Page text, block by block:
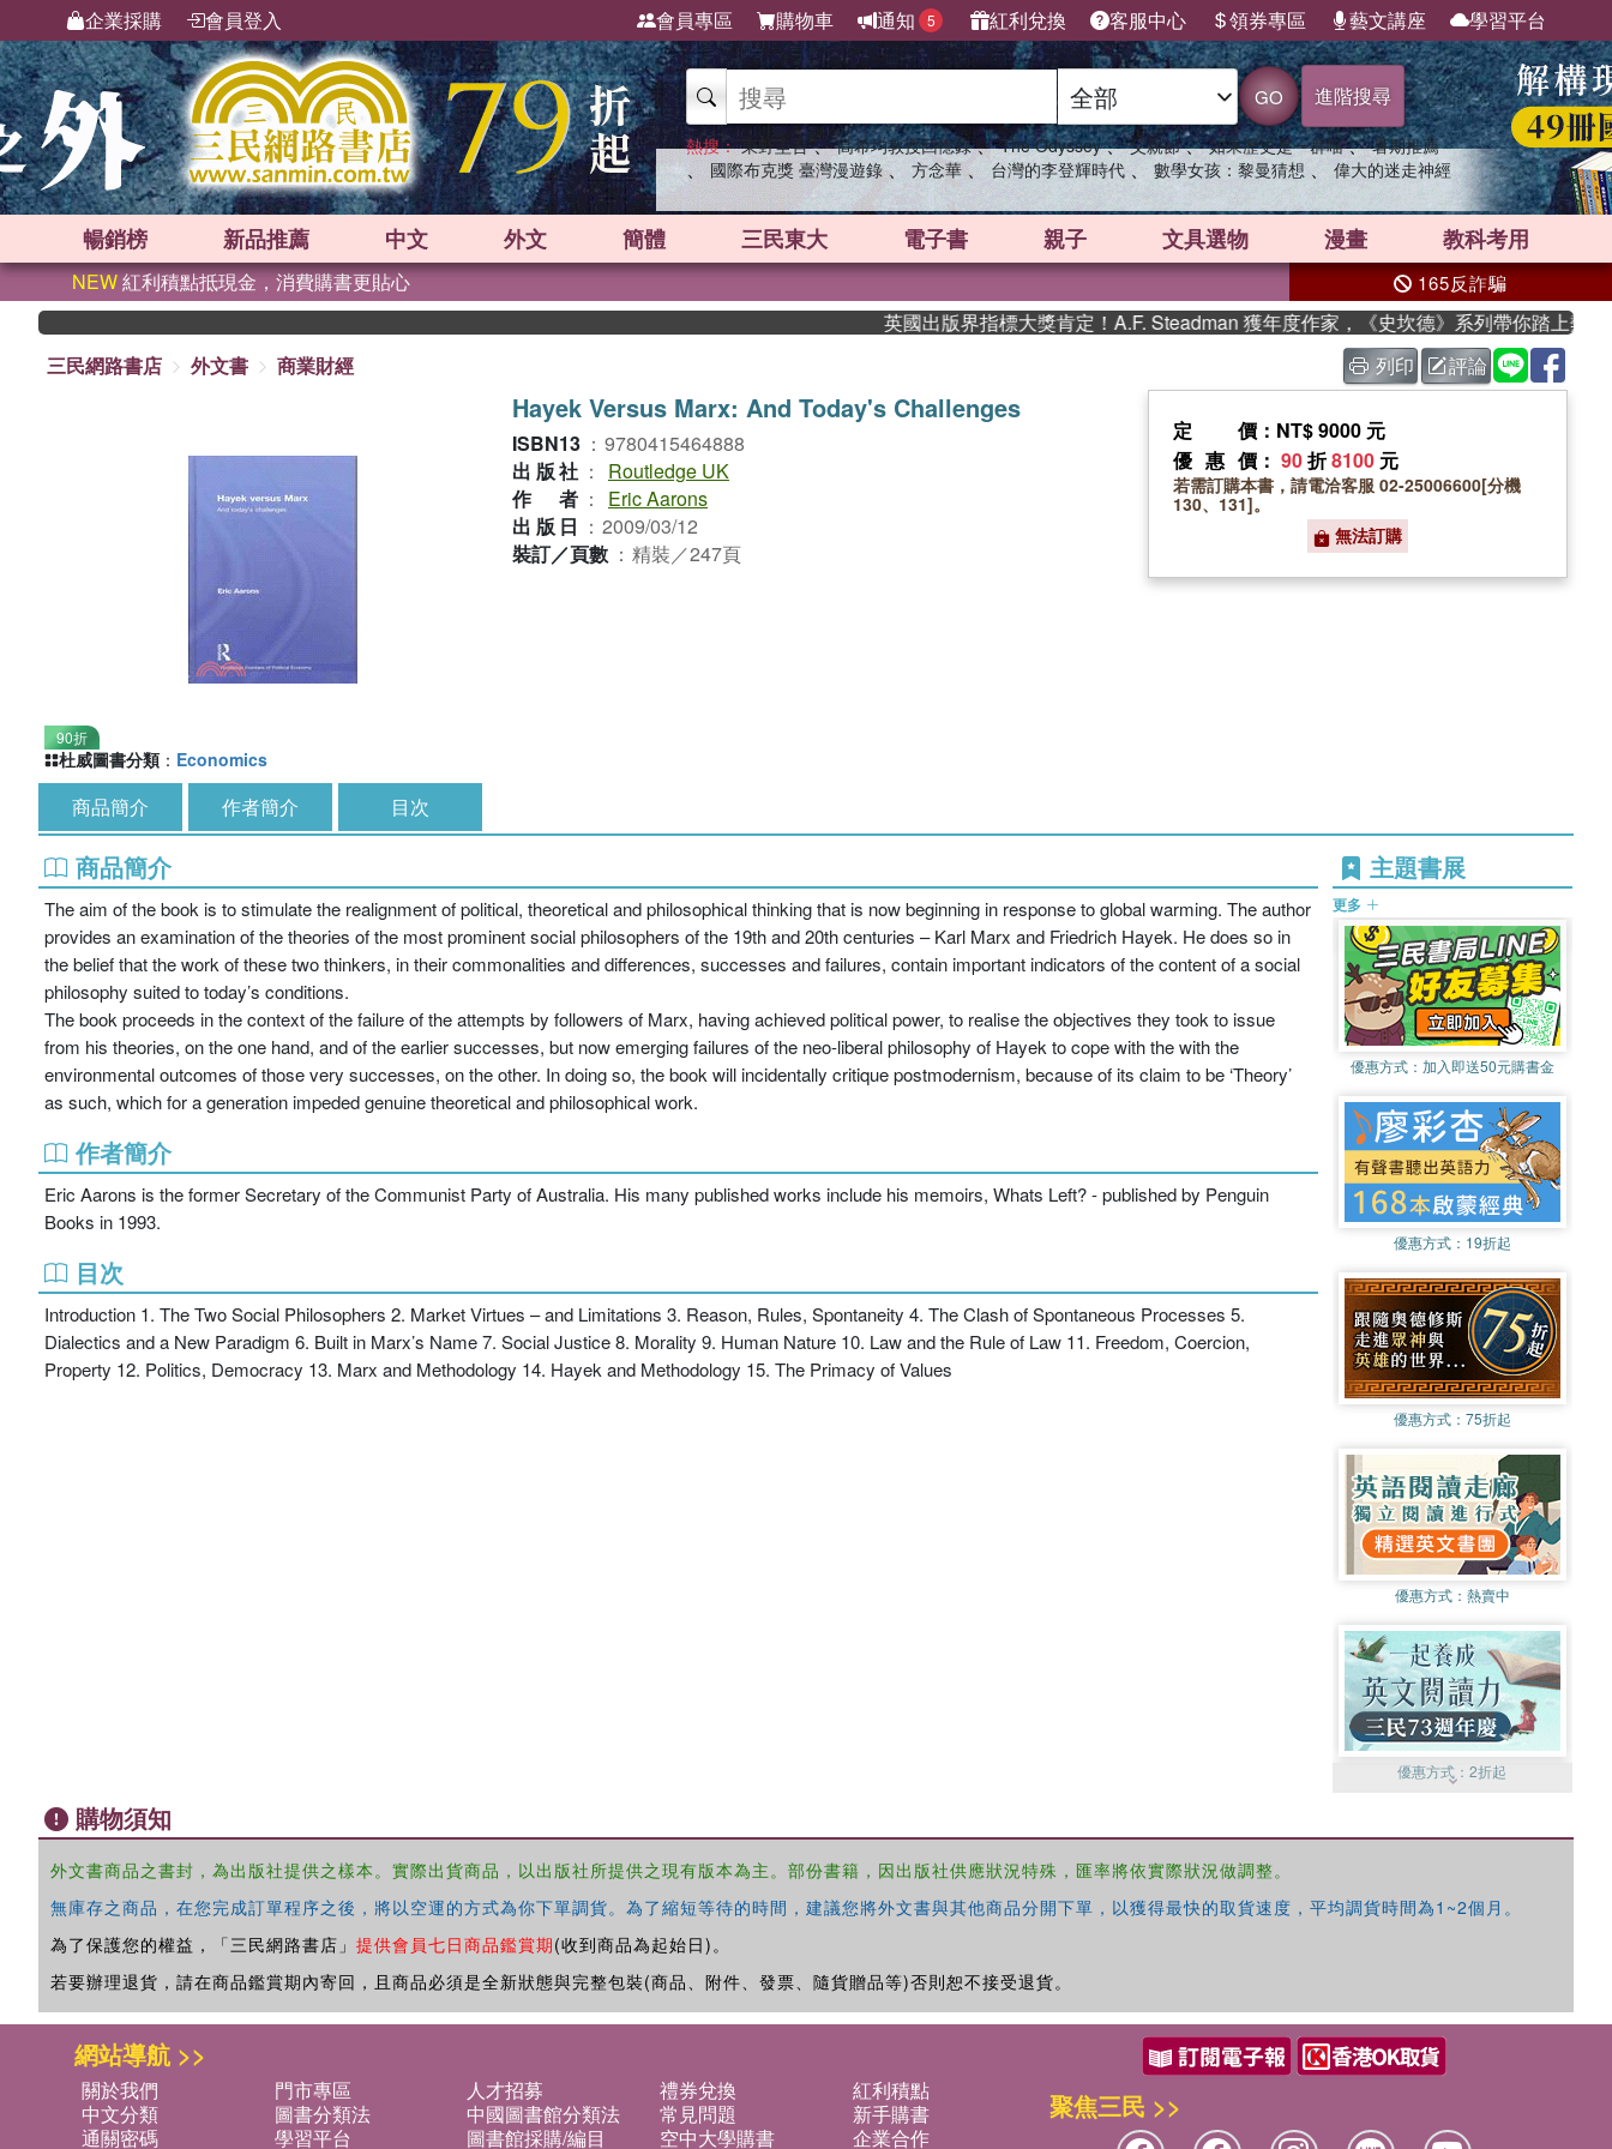
企業採購 會員登入 會員專區 購物車 通知 5 紅利兌換 客服中心 領券專區 藝文講座 學習平台
GO 進階搜尋
熱搜： 東野圭吾 、 高希均教授回憶錄 、 The Odyssey 、 父親節 、 如果歷史是一群喵 、 暑期推薦
、 國際布克獎 臺灣漫遊錄 、 方念華 、 台灣的李登輝時代 、 數學女孩：黎曼猜想 、 偉大的迷走神經
暢銷榜 新品推薦 中文 外文 簡體 三民東大 電子書 親子 文具選物 漫畫 教科考用
NEW紅利積點抵現金，消費購書更貼心 165反詐騙
英國出版界指標大獎肯定！A.F. Steadman 獲年度作家，《史坎德》系列帶你踏上熱血奇
三民網路書店
外文書 商業財經 列印 評論
90折
Hayek Versus Marx: And Today's Challenges
ISBN13 ： 9780415464888
出版社 ：
Routledge UK
作者 ：
Eric Aarons
出版日 ： 2009/03/12
裝訂／頁數 ： 精裝／247頁
定價 ：NT$ 9000 元
優惠價 ： 90折8100 元
若需訂購本書，請電洽客服 02-25006600[分機
130、131]。
無法訂購
杜威圖書分類 ： Economics
商品簡介 作者簡介 目次
商品簡介
The aim of the book is to stimulate the realignment of political, theoretical and philosophical thinking that is now beginning in response to global warming. The author
provides an examination of the theories of the most prominent social philosophers of the 19th and 20th centuries – Karl Marx and Friedrich Hayek. He does so in
the belief that the work of these two thinkers, in their commonalities and differences, successes and failures, contain important indicators of the content of a social
philosophy suited to today’s conditions.
The book proceeds in the context of the failure of the attempts by followers of Marx, having achieved political power, to realise the objectives they took to issue
from his theories, on the one hand, and of the earlier successes, but now emerging failures of the neo-liberal philosophy of Hayek to cope with the with the
environmental outcomes of those very successes, on the other. In doing so, the book will incidentally critique postmodernism, because of its claim to be ‘Theory’
as such, which for a generation impeded genuine theoretical and philosophical work.
作者簡介
Eric Aarons is the former Secretary of the Communist Party of Australia. His many published works include his memoirs, Whats Left? - published by Penguin
Books in 1993.
目次
Introduction 1. The Two Social Philosophers 2. Market Virtues – and Limitations 3. Reason, Rules, Spontaneity 4. The Clash of Spontaneous Processes 5.
Dialectics and a New Paradigm 6. Built in Marx’s Name 7. Social Justice 8. Morality 9. Human Nature 10. Law and the Rule of Law 11. Freedom, Coercion,
Property 12. Politics, Democracy 13. Marx and Methodology 14. Hayek and Methodology 15. The Primacy of Values
主題書展
更多
優惠方式： 加入即送50元購書金
優惠方式： 19折起
優惠方式： 75折起
優惠方式： 熱賣中
優惠方式：2折起
購物須知
外文書商品之書封，為出版社提供之樣本。實際出貨商品，以出版社所提供之現有版本為主。部份書籍，因出版社供應狀況特殊，匯率將依實際狀況做調整。
無庫存之商品，在您完成訂單程序之後，將以空運的方式為你下單調貨。為了縮短等待的時間，建議您將外文書與其他商品分開下單，以獲得最快的取貨速度，平均調貨時間為1~2個月。
為了保護您的權益，「三民網路書店」 提供會員七日商品鑑賞期(收到商品為起始日)。
若要辦理退貨，請在商品鑑賞期內寄回，且商品必須是全新狀態與完整包裝(商品、附件、發票、隨貨贈品等)否則恕不接受退貨。
網站導航 >>
關於我們 門市專區 人才招募 禮券兌換
紅利積點
中文分類
圖書分類法 中國圖書館分類法 常見問題
新手購書
通關密碼
學習平台 圖書館採購/編目 空中大學購書
企業合作
聚焦三民 >>